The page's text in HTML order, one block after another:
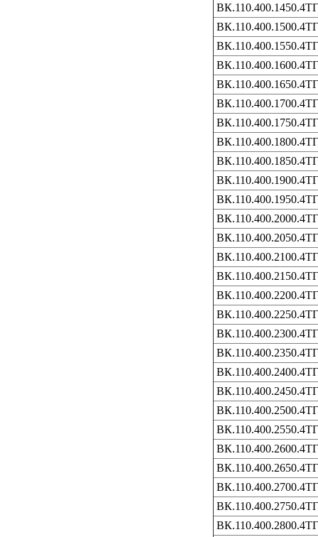
ВК.110.400.1450.4ТГ
ВК.110.400.1500.4ТГ
ВК.110.400.1550.4ТГ
ВК.110.400.1600.4ТГ
ВК.110.400.1650.4ТГ
ВК.110.400.1700.4ТГ
ВК.110.400.1750.4ТГ
ВК.110.400.1800.4ТГ
ВК.110.400.1850.4ТГ
ВК.110.400.1900.4ТГ
ВК.110.400.1950.4ТГ
ВК.110.400.2000.4ТГ
ВК.110.400.2050.4ТГ
ВК.110.400.2100.4ТГ
ВК.110.400.2150.4ТГ
ВК.110.400.2200.4ТГ
ВК.110.400.2250.4ТГ
ВК.110.400.2300.4ТГ
ВК.110.400.2350.4ТГ
ВК.110.400.2400.4ТГ
ВК.110.400.2450.4ТГ
ВК.110.400.2500.4ТГ
ВК.110.400.2550.4ТГ
ВК.110.400.2600.4ТГ
ВК.110.400.2650.4ТГ
ВК.110.400.2700.4ТГ
ВК.110.400.2750.4ТГ
ВК.110.400.2800.4ТГ